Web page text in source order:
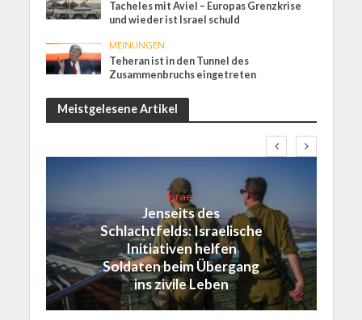
Tacheles mit Aviel – Europas Grenzkrise
und wieder ist Israel schuld
MEINUNGEN
Teheran ist in den Tunnel des
Zusammenbruchs eingetreten
Meistgelesene Artikel
Israel
Jenseits des
Schlachtfelds: Israelische
Initiativen helfen
Soldaten beim Übergang
ins zivile Leben